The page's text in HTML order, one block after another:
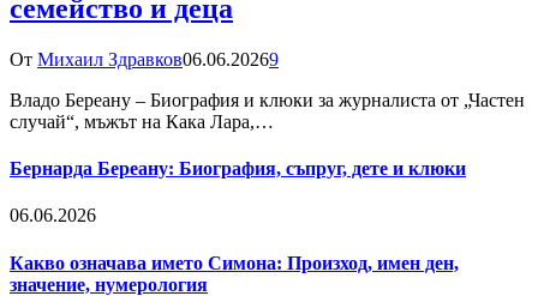
семейство и деца
От Михаил Здравков06.06.20269
Владо Береану – Биография и клюки за журналиста от „Частен
случай“, мъжът на Кака Лара,…
Бернарда Береану: Биография, съпруг, дете и клюки
06.06.2026
Какво означава името Симона: Произход, имен ден,
значение, нумерология